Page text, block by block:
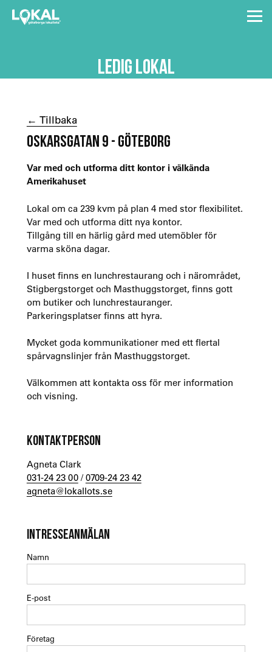
LEDIG LOKAL
← Tillbaka
OSKARSGATAN 9 - GÖTEBORG
Var med och utforma ditt kontor i välkända
Amerikahuset
Lokal om ca 239 kvm på plan 4 med stor flexibilitet.
Var med och utforma ditt nya kontor.
Tillgång till en härlig gård med utemöbler för
varma sköna dagar.
I huset finns en lunchrestaurang och i närområdet,
Stigbergstorget och Masthuggstorget, finns gott
om butiker och lunchrestauranger.
Parkeringsplatser finns att hyra.
Mycket goda kommunikationer med ett flertal
spårvagnslinjer från Masthuggstorget.
Välkommen att kontakta oss för mer information
och visning.
KONTAKTPERSON
Agneta Clark
031-24 23 00/0709-24 23 42
agneta@lokallots.se
INTRESSEANMÄLAN
Namn
E-post
Företag